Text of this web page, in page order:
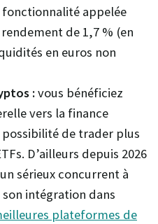
appelée
de 1,7 % (en
en euros non
:vous bénéficiez
vers la finance
de trader plus
D’ailleurs depuis 2026
sérieux concurrent à
intégration dans
plateformes de